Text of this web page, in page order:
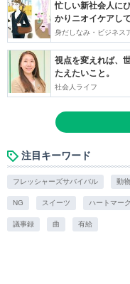
忙しい新社会人に
かりニオイケアし
身だしなみ・ビジネス
視点を変えれば、
たえたいこと。
社会人ライフ
注目キーワード
フレッシャーズサバイバル 動物
NG スイーツ ハートマーク
議事録 曲 有給